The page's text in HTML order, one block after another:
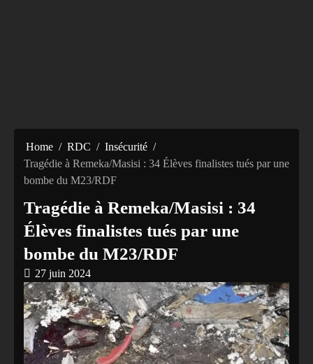
Home RDC
Insécurité
Tragédie à Remeka/Masisi : 34 Élèves finalistes tués par une
bombe du M23/RDF
Tragédie à Remeka/Masisi : 34
Élèves finalistes tués par une
bombe du M23/RDF
27 juin 2024